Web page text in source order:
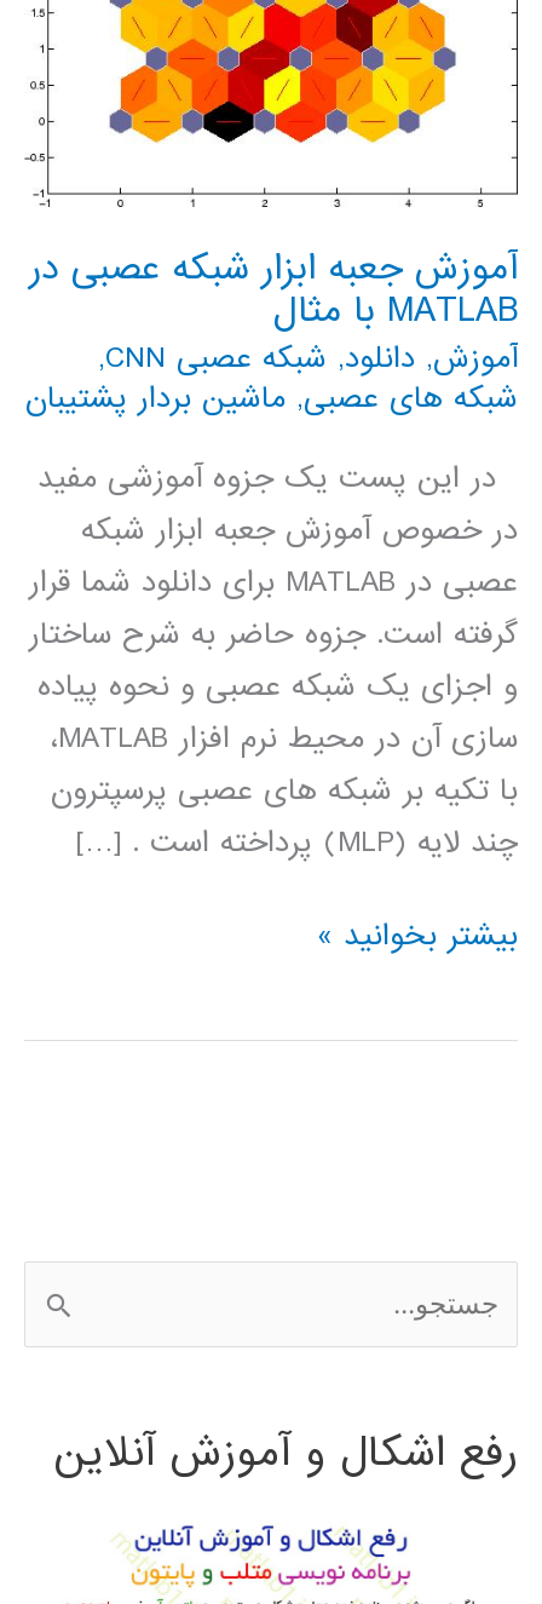
آموزش جعبه ابزار شبکه عصبی در
MATLAB با مثال
آموزش, دانلود, شبکه عصبی CNN
,
شبکه های عصبی, ماشین بردار پشتیبان
در این پست یک جزوه آموزشی مفید
در خصوص آموزش جعبه ابزار شبکه
عصبی در MATLAB برای دانلود شما قرار
گرفته است. جزوه حاضر به شرح ساختار
و اجزای یک شبکه عصبی و نحوه پیاده
سازی آن در محیط نرم افزار MATLAB،
با تکیه بر شبکه های عصبی پرسپترون
چند لایه (MLP) پرداخته است . […]
آموزش
ابزار
مثال
بیشتر بخوانید »
س
ج
رفع اشکال و آموزش آنلاین